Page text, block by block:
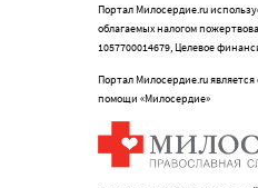
Портал Милосердие.ru
облагаемых налогом
1057700014679, Целевое
Портал Милосердие.ru
помощи «Милосердие»